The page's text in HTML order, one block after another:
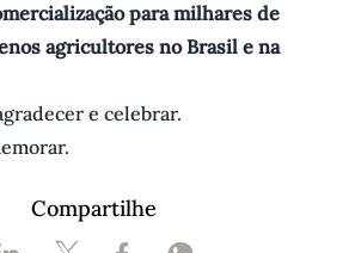
para milhares de
agricultores no Brasil e na
e celebrar.
Compartilhe